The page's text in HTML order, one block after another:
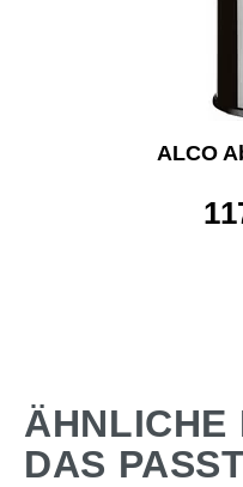
ALCO
ÄHNLICHE
DAS